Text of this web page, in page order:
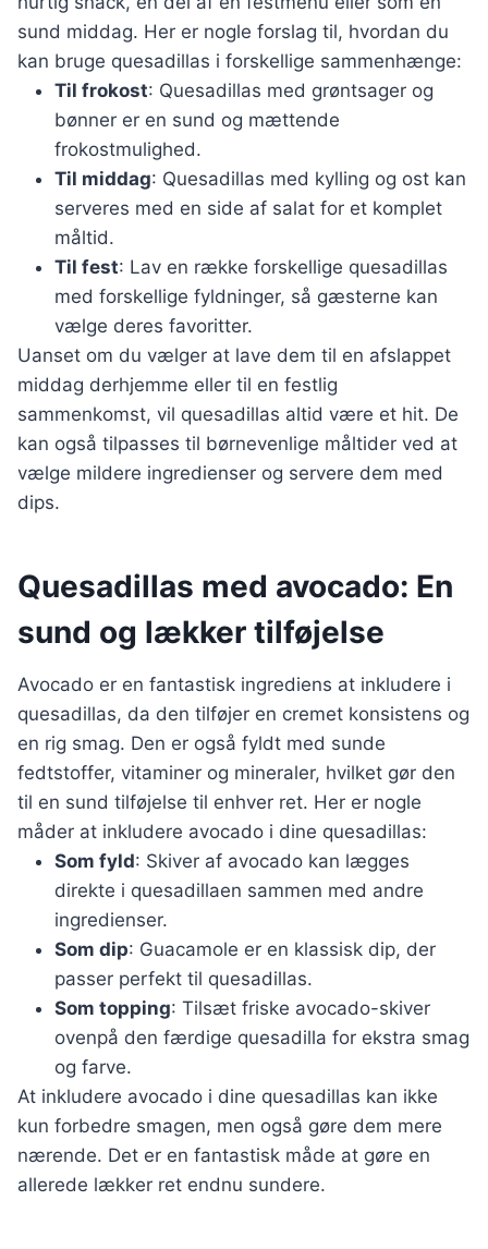
sund middag. Her er nogle forslag til, hvordan du
kan bruge quesadillas i forskellige sammenhænge:
Til frokost: Quesadillas med grøntsager og
bønner er en sund og mættende
frokostmulighed.
Til middag: Quesadillas med kylling og ost kan
serveres med en side af salat for et komplet
måltid.
Til fest: Lav en række forskellige quesadillas
med forskellige fyldninger, så gæsterne kan
vælge deres favoritter.
Uanset om du vælger at lave dem til en afslappet
middag derhjemme eller til en festlig
sammenkomst, vil quesadillas altid være et hit. De
kan også tilpasses til børnevenlige måltider ved at
vælge mildere ingredienser og servere dem med
dips.
Quesadillas med avocado: En
sund og lækker tilføjelse
Avocado er en fantastisk ingrediens at inkludere i
quesadillas, da den tilføjer en cremet konsistens og
en rig smag. Den er også fyldt med sunde
fedtstoffer, vitaminer og mineraler, hvilket gør den
til en sund tilføjelse til enhver ret. Her er nogle
måder at inkludere avocado i dine quesadillas:
Som fyld: Skiver af avocado kan lægges
direkte i quesadillaen sammen med andre
ingredienser.
Som dip: Guacamole er en klassisk dip, der
passer perfekt til quesadillas.
Som topping: Tilsæt friske avocado-skiver
ovenpå den færdige quesadilla for ekstra smag
og farve.
At inkludere avocado i dine quesadillas kan ikke
kun forbedre smagen, men også gøre dem mere
nærende. Det er en fantastisk måde at gøre en
allerede lækker ret endnu sundere.